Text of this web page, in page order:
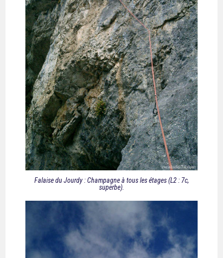
Falaise du Jourdy : Champagne à tous les étages (L2 : 7c,
superbe).